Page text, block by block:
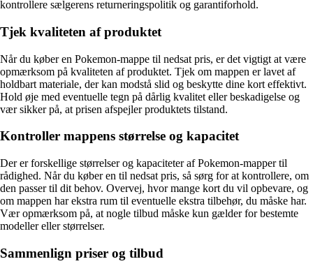
kontrollere sælgerens returneringspolitik og garantiforhold.
Tjek kvaliteten af ​​produktet
Når du køber en Pokemon-mappe til nedsat pris, er det vigtigt at være
opmærksom på kvaliteten af ​​produktet. Tjek om mappen er lavet af
holdbart materiale, der kan modstå slid og beskytte dine kort effektivt.
Hold øje med eventuelle tegn på dårlig kvalitet eller beskadigelse og
vær sikker på, at prisen afspejler produktets tilstand.
Kontroller mappens størrelse og kapacitet
Der er forskellige størrelser og kapaciteter af Pokemon-mapper til
rådighed. Når du køber en til nedsat pris, så sørg for at kontrollere, om
den passer til dit behov. Overvej, hvor mange kort du vil opbevare, og
om mappen har ekstra rum til eventuelle ekstra tilbehør, du måske har.
Vær opmærksom på, at nogle tilbud måske kun gælder for bestemte
modeller eller størrelser.
Sammenlign priser og tilbud